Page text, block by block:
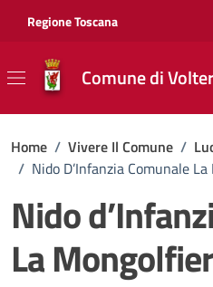
Regione Toscana
Comune di
Home / Vivere Il Comune /
/ Nido D’Infanzia Comunale
Nido
La